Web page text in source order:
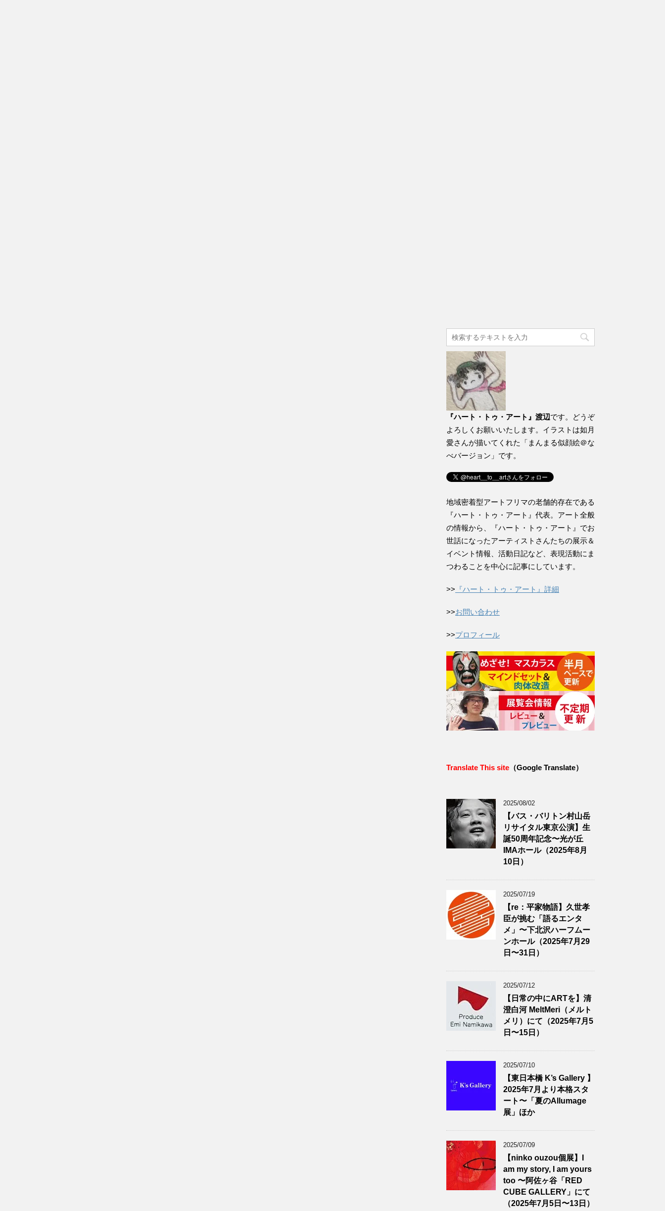
『ハート・トゥ・アート』渡辺です。どうぞ
よろしくお願いいたします。イラストは如月
愛さんが描いてくれた「まんまる似顔絵＠な
べバージョン」です。
地域密着型アートフリマの老舗的存在である
『ハート・トゥ・アート』代表。アート全般
の情報から、『ハート・トゥ・アート』でお
世話になったアーティストさんたちの展示＆
イベント情報、活動日記など、表現活動にま
つわることを中心に記事にしています。
>> 『ハート・トゥ・アート』詳細
>>お問い合わせ
>>プロフィール
Translate This site （Google Translate）
2025/08/02
【バス・バリトン村山岳
リサイタル東京公演】生
誕50周年記念〜光が丘
IMAホール（2025年8月
10日）
2025/07/19
【re：平家物語】久世孝
臣が挑む「語るエンタ
メ」〜下北沢ハーフムー
ンホール（2025年7月29
日〜31日）
2025/07/12
【日常の中にARTを】清
澄白河 MeltMeri（メルト
メリ）にて（2025年7月5
日〜15日）
2025/07/10
【東日本橋 K’s Gallery 】
2025年7月より本格スタ
ート〜「夏のAllumage
展」ほか
2025/07/09
【ninko ouzou個展】I
am my story, I am yours
too 〜阿佐ヶ谷「RED
CUBE GALLERY」にて
（2025年7月5日〜13日）